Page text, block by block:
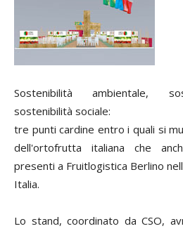
Sostenibilità ambientale,
sostenibilità sociale:
tre punti cardine entro i quali si
dell'ortofrutta italiana che
presenti a Fruitlogistica Berlino
Italia.
Lo stand, coordinato da CSO,